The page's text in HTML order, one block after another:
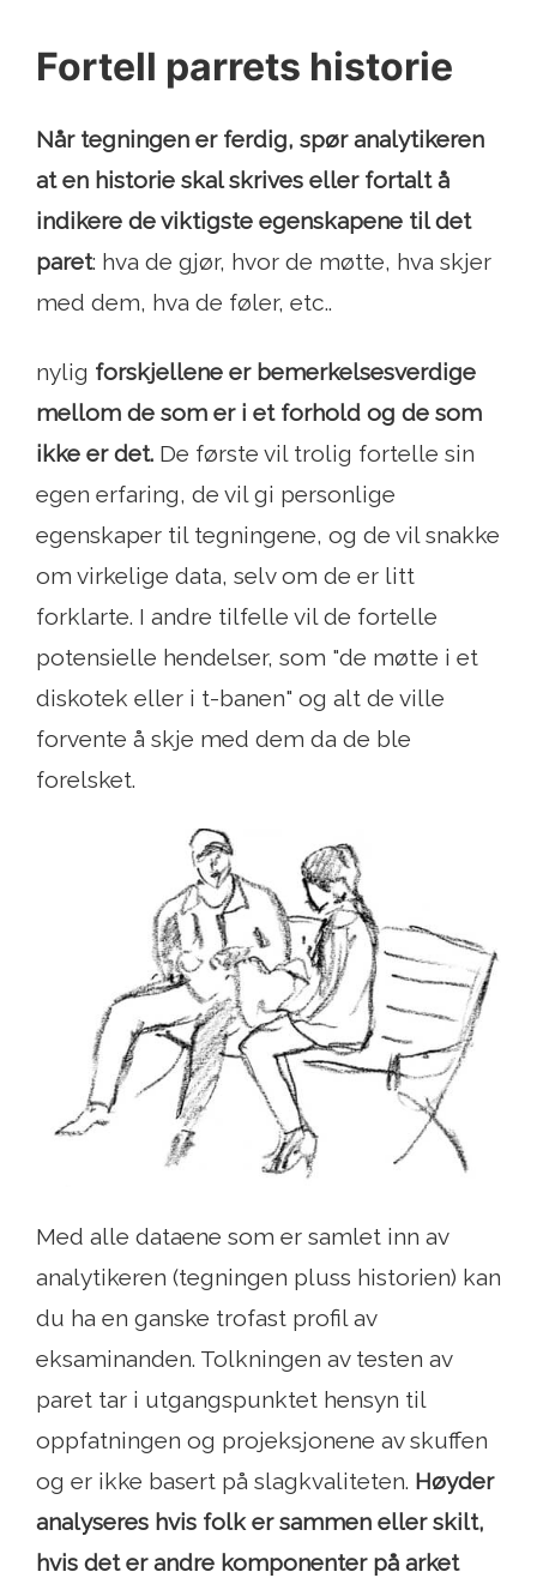
Fortell parrets historie
Når tegningen er ferdig, spør analytikeren
at en historie skal skrives eller fortalt å
indikere de viktigste egenskapene til det
paret: hva de gjør, hvor de møtte, hva skjer
med dem, hva de føler, etc..
nylig forskjellene er bemerkelsesverdige
mellom de som er i et forhold og de som
ikke er det. De første vil trolig fortelle sin
egen erfaring, de vil gi personlige
egenskaper til tegningene, og de vil snakke
om virkelige data, selv om de er litt
forklarte. I andre tilfelle vil de fortelle
potensielle hendelser, som "de møtte i et
diskotek eller i t-banen" og alt de ville
forvente å skje med dem da de ble
forelsket.
Med alle dataene som er samlet inn av
analytikeren (tegningen pluss historien) kan
du ha en ganske trofast profil av
eksaminanden. Tolkningen av testen av
paret tar i utgangspunktet hensyn til
oppfatningen og projeksjonene av skuffen
og er ikke basert på slagkvaliteten. Høyder
analyseres hvis folk er sammen eller skilt,
hvis det er andre komponenter på arket